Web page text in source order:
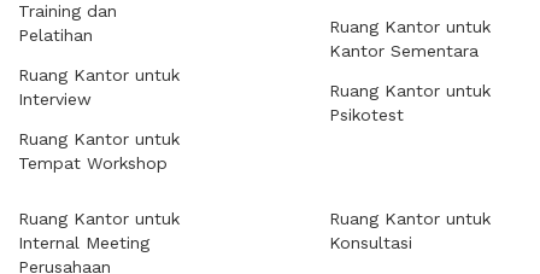
Training dan
Pelatihan
Ruang Kantor untuk
Interview
Ruang Kantor untuk
Tempat Workshop
Ruang Kantor untuk
Kantor Sementara
Ruang Kantor untuk
Psikotest
Ruang Kantor untuk
Internal Meeting
Perusahaan
Ruang Kantor untuk
Konsultasi